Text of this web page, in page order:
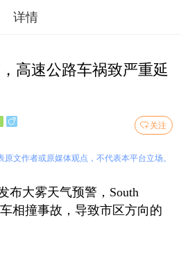
详情
高速公路车祸致严重延
关注
文作者或原媒体观点，不代表本平台立场。
布大雾天气预警，South
车相撞事故，导致市区方向的